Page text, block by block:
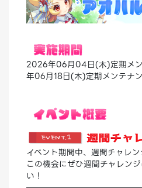
2026年06月04日(木)定期メ
年06月18日(木)定期メンテナ
イベント期間中、週間チャレン
この機会にぜひ週間チャレン
い！